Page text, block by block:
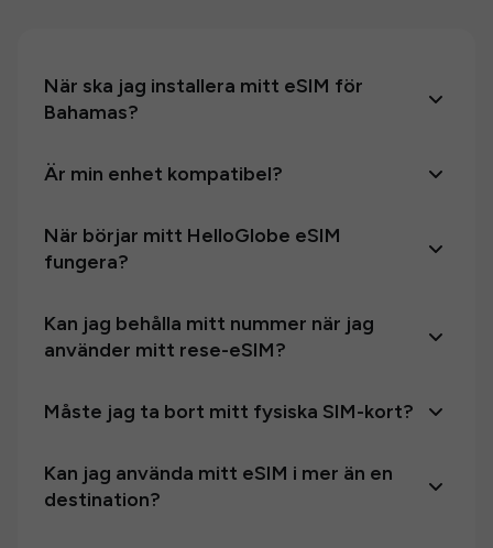
När ska jag installera mitt eSIM för
Bahamas?
Är min enhet kompatibel?
När börjar mitt HelloGlobe eSIM
fungera?
Kan jag behålla mitt nummer när jag
använder mitt rese-eSIM?
Måste jag ta bort mitt fysiska SIM-kort?
Kan jag använda mitt eSIM i mer än en
destination?